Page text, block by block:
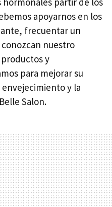
apoyarnos en los
frecuentar un
nuestro
y
para mejorar su
y la
Salon.